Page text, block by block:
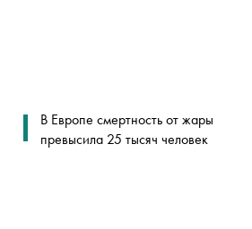
В Европе смертность от жары
превысила 25 тысяч человек